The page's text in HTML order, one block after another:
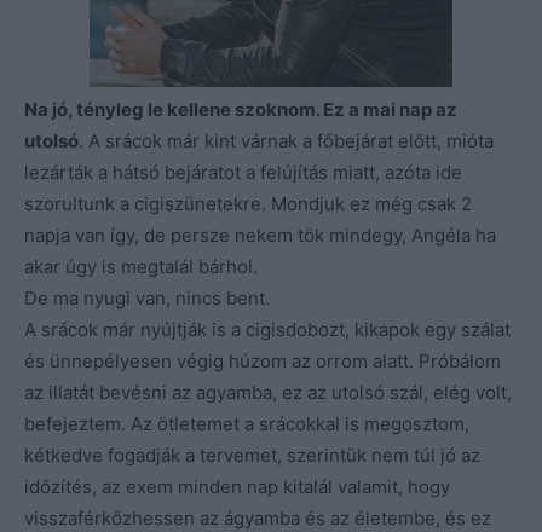
Na jó, tényleg le kellene szoknom. Ez a mai nap az
utolsó. A srácok már kint várnak a főbejárat előtt, mióta
lezárták a hátsó bejáratot a felújítás miatt, azóta ide
szorultunk a cigiszünetekre. Mondjuk ez még csak 2
napja van így, de persze nekem tök mindegy, Angéla ha
akar úgy is megtalál bárhol.
De ma nyugi van, nincs bent.
A srácok már nyújtják is a cigisdobozt, kikapok egy szálat
és ünnepélyesen végig húzom az orrom alatt. Próbálom
az illatát bevésni az agyamba, ez az utolsó szál, elég volt,
befejeztem. Az ötletemet a srácokkal is megosztom,
kétkedve fogadják a tervemet, szerintük nem túl jó az
időzítés, az exem minden nap kitalál valamit, hogy
visszaférkőzhessen az ágyamba és az életembe, és ez